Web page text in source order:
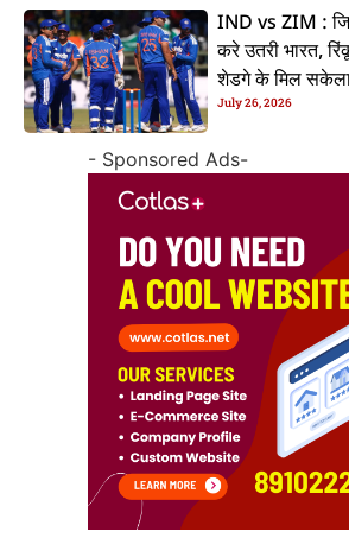
IND vs ZIM :
करे उतरी भारत,
शेडगे के मिल
July 26, 2026
- Sponsored Ads-